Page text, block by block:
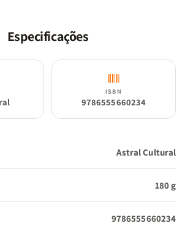
Especificações
ISBN
9786555660234
Astral Cultural
180 g
9786555660234